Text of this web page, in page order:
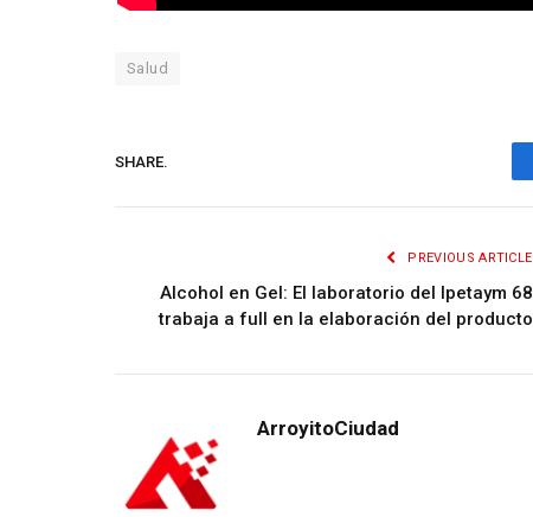
Salud
SHARE.
PREVIOUS ARTICLE
Alcohol en Gel: El laboratorio del Ipetaym 68
trabaja a full en la elaboración del producto
ArroyitoCiudad